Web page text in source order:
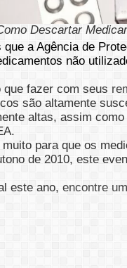
Descartar
a Agência de
não
fazer com seus
são altamente
altas, assim
para que os
de 2010, este
este ano, encontre